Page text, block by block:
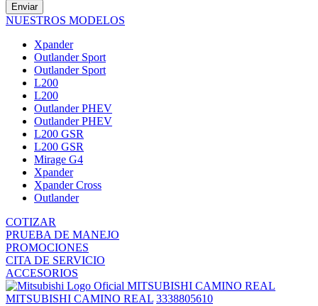
Enviar
NUESTROS MODELOS
Xpander
Outlander Sport
Outlander Sport
L200
L200
Outlander PHEV
Outlander PHEV
L200 GSR
L200 GSR
Mirage G4
Xpander
Xpander Cross
Outlander
COTIZAR
PRUEBA DE MANEJO
PROMOCIONES
CITA DE SERVICIO
ACCESORIOS
MITSUBISHI CAMINO REAL
MITSUBISHI CAMINO REAL 3338805610